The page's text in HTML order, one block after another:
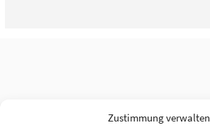
Zustimmung verwalten